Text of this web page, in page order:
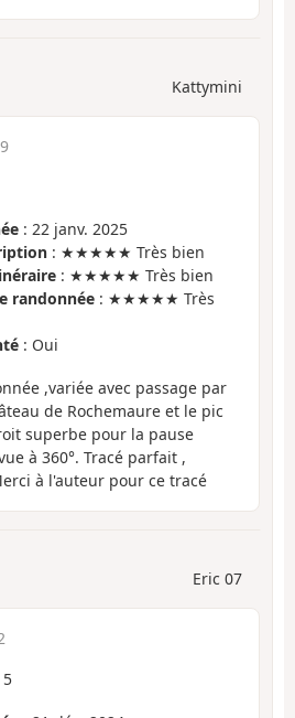
Kattymini
: 22 janv. 2025
: ★★★★★ Très bien
: ★★★★★ Très bien
randonnée : ★★★★★ Très
: Oui
,variée avec passage par
de Rochemaure et le pic
superbe pour la pause
à 360°. Tracé parfait ,
à l'auteur pour ce tracé
Eric 07
5